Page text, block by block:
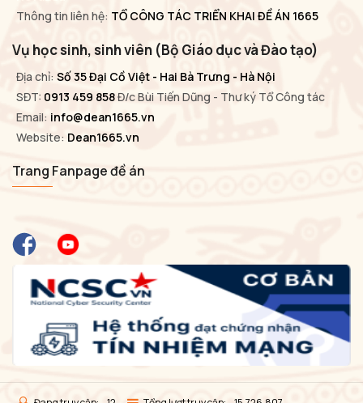
Thông tin liên hệ: TỔ CÔNG TÁC TRIỂN KHAI ĐỀ ÁN 1665
Vụ học sinh, sinh viên (Bộ Giáo dục và Đào tạo)
Địa chỉ: Số 35 Đại Cồ Việt - Hai Bà Trưng - Hà Nội
SĐT: 0913 459 858Đ/c Bùi Tiến Dũng - Thư ký Tổ Công tác
Email: info@dean1665.vn
Website: Dean1665.vn
Trang Fanpage đề án